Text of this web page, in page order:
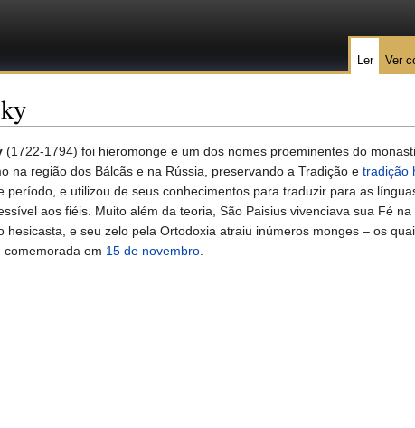
(1722-1794) foi hieromonge e um dos nomes proeminentes do
na região dos Bálcãs e na Rússia, preservando a Tradição e tradição
período, e utilizou de seus conhecimentos para traduzir para as
aos fiéis. Muito além da teoria, São Paisius vivenciava sua Fé
hesicasta, e seu zelo pela Ortodoxia atraiu inúmeros monges – os
comemorada em 15 de novembro.
Ler Ver